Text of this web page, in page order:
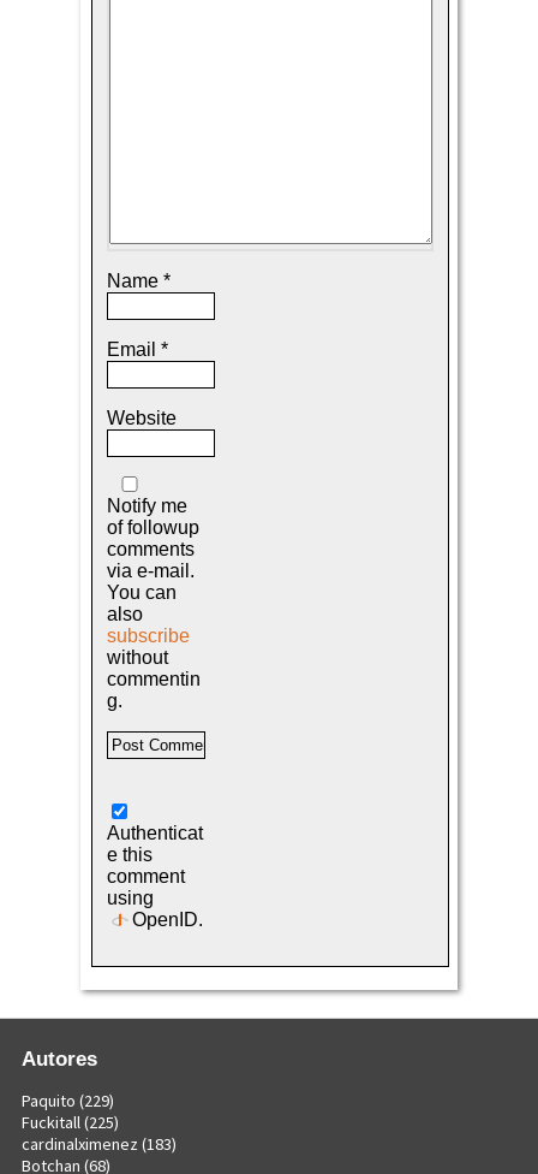
Name *
Email *
Website
Notify me
of followup
comments
via e-mail.
You can
also
subscribe
without
commentin
g.
Authenticat
e this
comment
using
OpenID.
Autores
Paquito (229)
Fuckitall(225)
cardinalximenez (183)
Botchan (68)